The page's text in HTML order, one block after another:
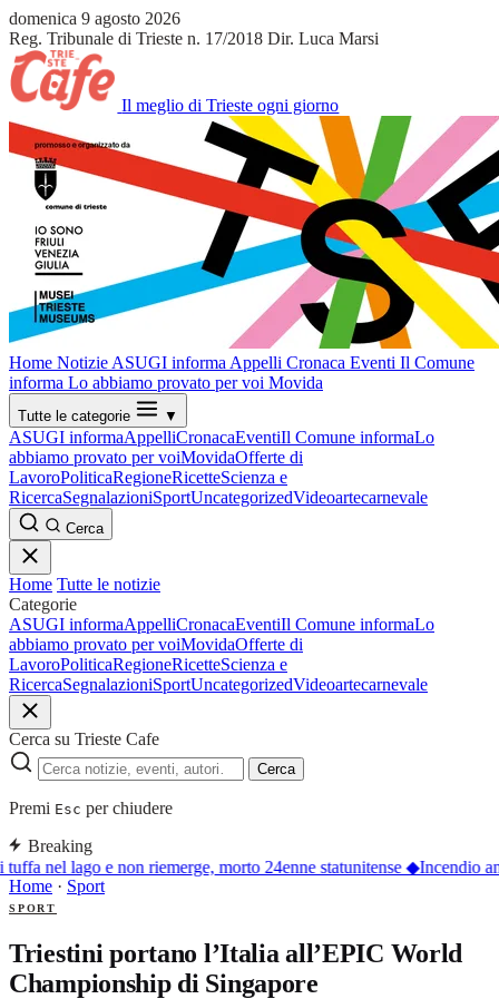
domenica 9 agosto 2026
Reg. Tribunale di Trieste n. 17/2018 Dir. Luca Marsi
Il meglio di Trieste ogni giorno
Home Notizie ASUGI informa Appelli Cronaca Eventi Il Comune
informa Lo abbiamo provato per voi Movida
Tutte le categorie ▼
ASUGI informaAppelliCronacaEventiIl Comune informaLo
abbiamo provato per voiMovidaOfferte di
LavoroPoliticaRegioneRicetteScienza e
RicercaSegnalazioniSportUncategorizedVideoartecarnevale
Cerca
Home Tutte le notizie
Categorie
ASUGI informaAppelliCronacaEventiIl Comune informaLo
abbiamo provato per voiMovidaOfferte di
LavoroPoliticaRegioneRicetteScienza e
RicercaSegnalazioniSportUncategorizedVideoartecarnevale
Cerca su Trieste Cafe
Cerca
Premi Esc per chiudere
Breaking
tuffa nel lago e non riemerge, morto 24enne statunitense◆Incendio
Home · Sport
SPORT
Triestini portano l’Italia all’EPIC World
Championship di Singapore